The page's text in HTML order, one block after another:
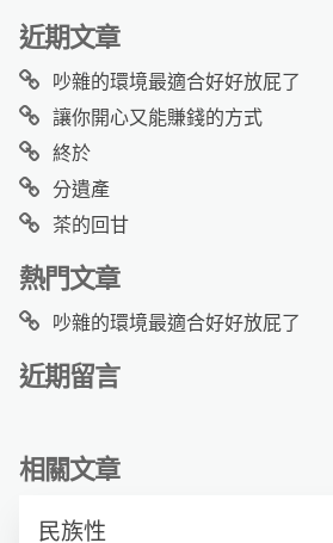
近期文章
吵雜的環境最適合好好放屁了
讓你開心又能賺錢的方式
終於
分遺產
茶的回甘
熱門文章
吵雜的環境最適合好好放屁了
近期留言
相關文章
民族性